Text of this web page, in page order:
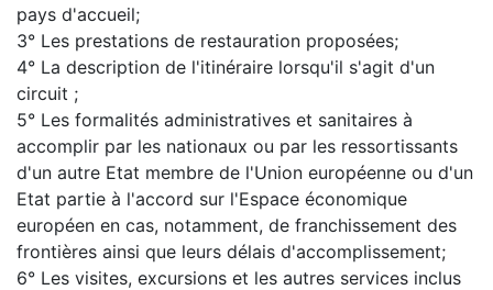
pays d'accueil;
3° Les prestations de restauration proposées;
4° La description de l'itinéraire lorsqu'il s'agit d'un
circuit ;
5° Les formalités administratives et sanitaires à
accomplir par les nationaux ou par les ressortissants
d'un autre Etat membre de l'Union européenne ou d'un
Etat partie à l'accord sur l'Espace économique
européen en cas, notamment, de franchissement des
frontières ainsi que leurs délais d'accomplissement;
6° Les visites, excursions et les autres services inclus